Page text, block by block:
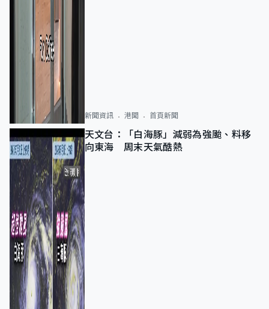
新聞資訊 港聞 首頁新聞
天文台：「白海豚」減弱為強颱、料移
向東海 周末天氣酷熱